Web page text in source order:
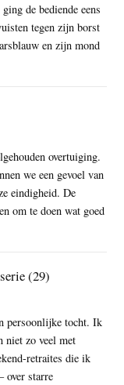
de bediende eens
tegen zijn borst
en zijn mond
overtuiging.
we een gevoel van
eindigheid. De
om te doen wat goed
(29)
persoonlijke tocht. Ik
niet zo veel met
retraites die ik
over starre